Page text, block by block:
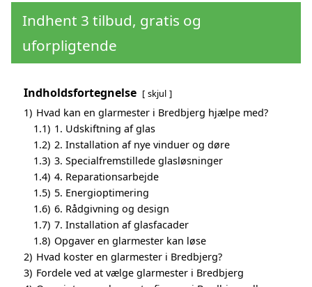
Indhent 3 tilbud, gratis og
uforpligtende
Indholdsfortegnelse skjul
1) Hvad kan en glarmester i Bredbjerg hjælpe med?
1.1) 1. Udskiftning af glas
1.2) 2. Installation af nye vinduer og døre
1.3) 3. Specialfremstillede glasløsninger
1.4) 4. Reparationsarbejde
1.5) 5. Energioptimering
1.6) 6. Rådgivning og design
1.7) 7. Installation af glasfacader
1.8) Opgaver en glarmester kan løse
2) Hvad koster en glarmester i Bredbjerg?
3) Fordele ved at vælge glarmester i Bredbjerg